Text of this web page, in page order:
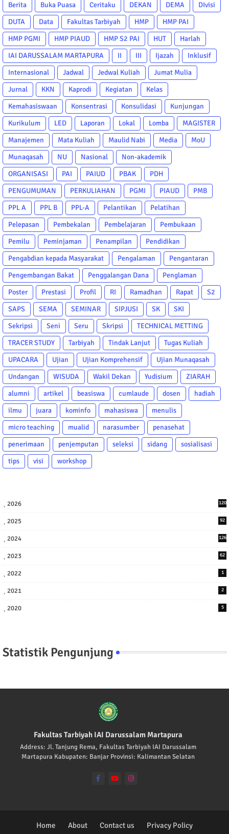
Berita
Buka Puasa Ceritaku DEKAN DEMA
DIvisi
DUTA
Data Fakultas Tarbiyah HMP
HMP PAI
HMP PGMI
HMP PIAUD HMP S2 PAI HUT
Harlah
IAI DARUSSALAM MARTAPURA
II III Ijazah
Inklusif
Internasional
Jadwal Jedwal Kuliah
Jumat Mulia
Jurnal
KKN Kaprodi Kegiatan
Kelas
Kemahasiswaan
Konsentrasi Konsulidasi
Kunjungan
Kurikulum
LED Laporan Lokal Lomba
MAGISTER
Manajemen
Mata Kuliah Maulid Nabi Media
MoU
Munaqasah
NU Nasional
Non-akademik
ORGANISASI
PAI PAIUD PBAK
PDH
PENGUMUMAN
PERKULIAHAN PGMI PIAUD
PMB
PPL A
PPL B PPL-A Pelantikan
Pelatihan
Pelepasan
Pembekalan Pembelajaran
Pembukaan
Pemilu
Peminjaman Penampilan
Pendidikan
Pengabdian kepada Masyarakat
Pengalaman
Pengantaran
Pengembangan Bakat
Penggalangan Dana
Penglaman
Poster
Prestasi Profil RI Ramadhan Rapat
S2
SAPS
SEMA SEMINAR SIPJUSI SK
SKI
Sekripsi
Seni Seru Skripsi
TECHNICAL METTING
TRACER STUDY
Tarbiyah Tindak Lanjut
Tugas Kuliah
UPACARA
Ujian Ujian Komprehensif
Ujian Munaqasah
Undangan
WISUDA Wakil Dekan Yudisium
ZIARAH
alumni
artikel beasiswa cumlaude dosen
hadiah
ilmu
juara kominfo mahasiswa
menulis
micro teaching
mualid narasumber
penasehat
penerimaan
penjemputan seleksi sidang
sosialisasi
tips
visi workshop
2026 120
2025 92
2024 126
2023 62
2022 1
2021 2
2020 5
Statistik Pengunjung
Fakultas Tarbiyah IAI Darussalam Martapura
Address: Jl. Tanjung Rema, Fakultas Tarbiyah IAI Darussalam
Martapura Kabupaten: Banjar Provinsi: Kalimantan Selatan
Home About Contact us Privacy Policy